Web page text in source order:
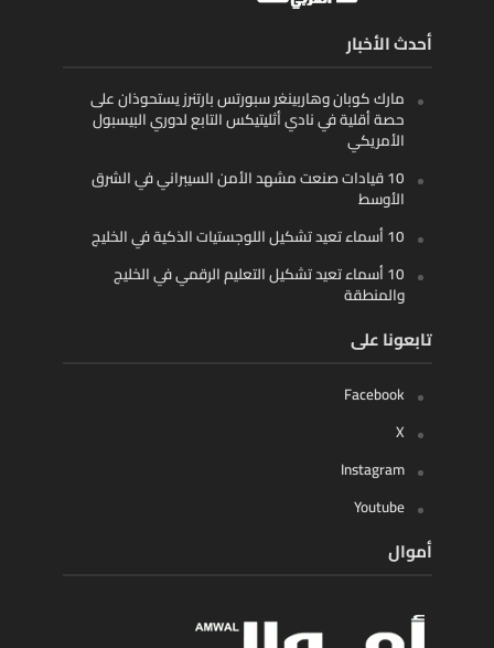
أحدث الأخبار
مارك كوبان وهاربينغر سبورتس بارتنرز يستحوذان على
حصة أقلية في نادي أثليتيكس التابع لدوري البيسبول
الأمريكي
10 قيادات صنعت مشهد الأمن السيبراني في الشرق
الأوسط
10 أسماء تعيد تشكيل اللوجستيات الذكية في الخليج
10 أسماء تعيد تشكيل التعليم الرقمي في الخليج
والمنطقة
تابعونا على
Facebook
X
Instagram
Youtube
أموال